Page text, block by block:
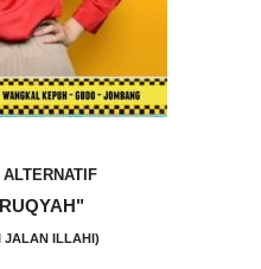
ALTERNATIF
JALAN ILLAHI)